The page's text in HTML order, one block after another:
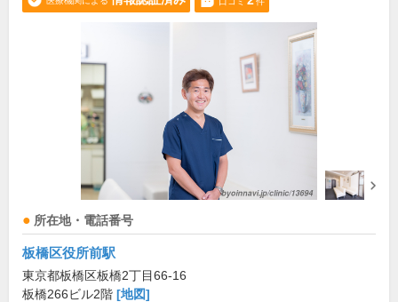
所在地・電話番号
板橋区役所前駅
東京都板橋区板橋2丁目66-16
板橋266ビル2階 [地図]